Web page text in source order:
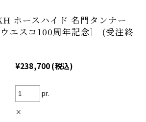
ホースハイド 名門タンナー
エスコ100周年記念］ (受注終
¥238,700(税込)
pr.
×